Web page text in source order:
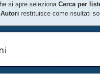
si apre selezionaCerca per
Autori restituisce come risultati